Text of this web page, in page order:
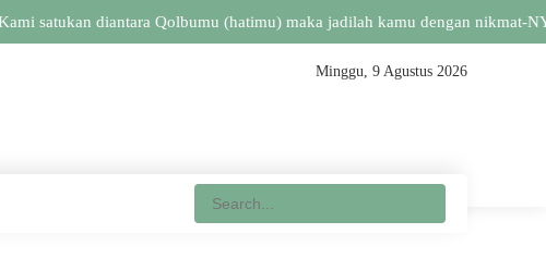
diantara Qolbumu (hatimu) maka jadilah kamu dengan nikmat-NYA itu
Minggu, 9 Agustus 2026